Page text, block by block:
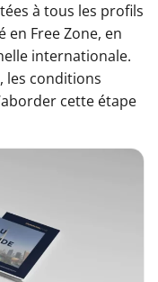
à tous les profils
en Free Zone, en
internationale.
les conditions
cette étape